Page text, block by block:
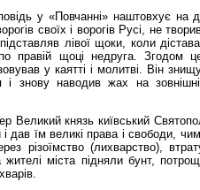
у «Повчанні» наштовхує
своїх і ворогів Русі, не
лівої щоки, коли
правій щоці недруга. Згодом
у каятті і молитві. Він
і знову наводив жах на
Великий князь київський
дав їм великі права і свободи,
різоїмство (лихварство),
жителі міста підняли бунт,